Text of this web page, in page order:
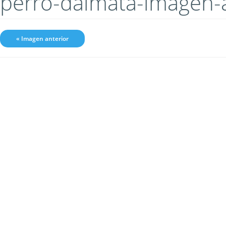
« Imagen anterior